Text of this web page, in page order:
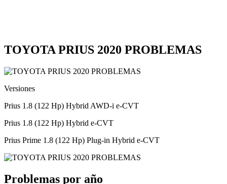
TOYOTA PRIUS 2020 PROBLEMAS
Versiones
Prius 1.8 (122 Hp) Hybrid AWD-i e-CVT
Prius 1.8 (122 Hp) Hybrid e-CVT
Prius Prime 1.8 (122 Hp) Plug-in Hybrid e-CVT
Problemas por año